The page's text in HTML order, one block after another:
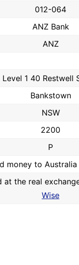
012-064
ANZ Bank
ANZ
Level 1 40 Restwell
Bankstown
NSW
2200
P
money to
at the real
Wise